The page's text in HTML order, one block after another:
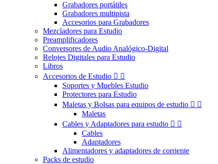
Grabadores portátiles
Grabadores multipista
Accesorios para Grabadores
Mezcladores para Estudio
Preamplificadores
Conversores de Audio Analógico-Digital
Relojes Digitales para Estudio
Libros
Accesorios de Estudio  
Soportes y Muebles Estudio
Protectores para Estudio
Maletas y Bolsas para equipos de estudio  
Maletas
Cables y Adaptadores para estudio  
Cables
Adaptadores
Alimentadores y adaptadores de corriente
Packs de estudio